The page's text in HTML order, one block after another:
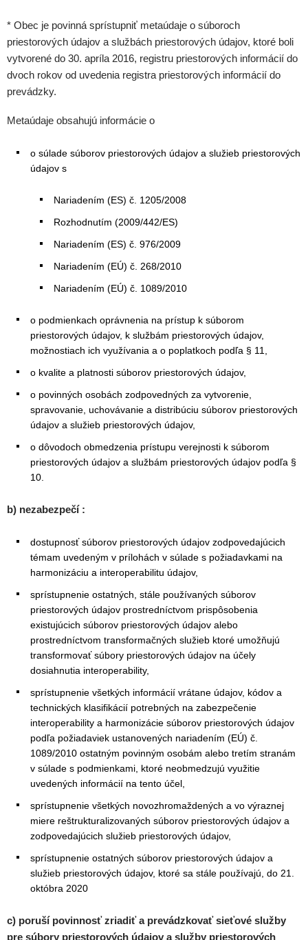
* Obec je povinná sprístupniť metaúdaje o súboroch
priestorových údajov a službách priestorových údajov, ktoré boli
vytvorené do 30. apríla 2016, registru priestorových informácií do
dvoch rokov od uvedenia registra priestorových informácií do
prevádzky.
Metaúdaje obsahujú informácie o
o súlade súborov priestorových údajov a služieb priestorových
údajov s
Nariadením (ES) č. 1205/2008
Rozhodnutím (2009/442/ES)
Nariadením (ES) č. 976/2009
Nariadením (EÚ) č. 268/2010
Nariadením (EÚ) č. 1089/2010
o podmienkach oprávnenia na prístup k súborom
priestorových údajov, k službám priestorových údajov,
možnostiach ich využívania a o poplatkoch podľa § 11,
o kvalite a platnosti súborov priestorových údajov,
o povinných osobách zodpovedných za vytvorenie,
spravovanie, uchovávanie a distribúciu súborov priestorových
údajov a služieb priestorových údajov,
o dôvodoch obmedzenia prístupu verejnosti k súborom
priestorových údajov a službám priestorových údajov podľa §
10.
b) nezabezpečí :
dostupnosť súborov priestorových údajov zodpovedajúcich
témam uvedeným v prílohách v súlade s požiadavkami na
harmonizáciu a interoperabilitu údajov,
sprístupnenie ostatných, stále používaných súborov
priestorových údajov prostredníctvom prispôsobenia
existujúcich súborov priestorových údajov alebo
prostredníctvom transformačných služieb ktoré umožňujú
transformovať súbory priestorových údajov na účely
dosiahnutia interoperability,
sprístupnenie všetkých informácií vrátane údajov, kódov a
technických klasifikácií potrebných na zabezpečenie
interoperability a harmonizácie súborov priestorových údajov
podľa požiadaviek ustanovených nariadením (EÚ) č.
1089/2010 ostatným povinným osobám alebo tretím stranám
v súlade s podmienkami, ktoré neobmedzujú využitie
uvedených informácií na tento účel,
sprístupnenie všetkých novozhromaždených a vo výraznej
miere reštrukturalizovaných súborov priestorových údajov a
zodpovedajúcich služieb priestorových údajov,
sprístupnenie ostatných súborov priestorových údajov a
služieb priestorových údajov, ktoré sa stále používajú, do 21.
októbra 2020
c) poruší povinnosť zriadiť a prevádzkovať sieťové služby
pre súbory priestorových údajov a služby priestorových